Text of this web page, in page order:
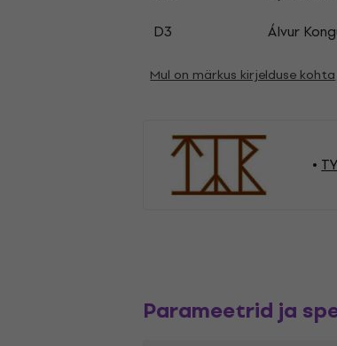
D3
Álvur
Mul on märkus kirjelduse kohta
Parameetrid ja